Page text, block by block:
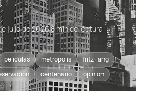
julio de 2026·8 min de lectura·
peliculas metropolis
fritz-lang
centenario opinion